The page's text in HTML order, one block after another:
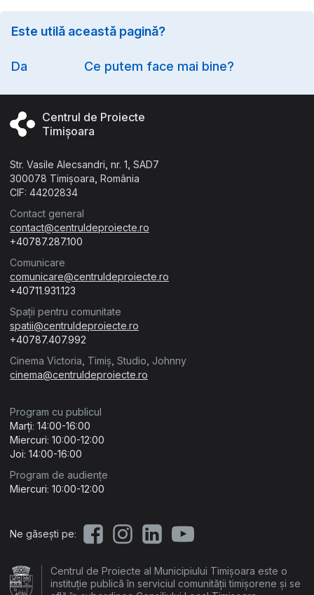
Este utilă această pagină?
Da Ce putem face mai bine?
Centrul de Proiecte
Timișoara
Str. Vasile Alecsandri, nr. 1, SAD7
300078 Timișoara, România
CIF: 44202834
Contact general
contact@centruldeproiecte.ro
+40787.287.100
Comunicare
comunicare@centruldeproiecte.ro
+40711.931.123
Spații pentru comunitate
spatii@centruldeproiecte.ro
+40787.407.992
Cinema Victoria, Timiș, Studio, Johnny
cinema@centruldeproiecte.ro
Program cu publicul
Marți: 14:00-16:00
Miercuri: 10:00-12:00
Joi: 14:00-16:00
Program de audiențe
Miercuri: 10:00-12:00
Ne găsești pe:
Centrul de Proiecte al Municipiului Timișoara este o
instituție publică în serviciul comunității timișorene și se